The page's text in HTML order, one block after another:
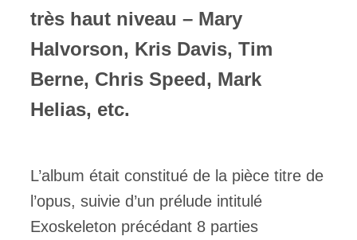
très haut niveau – Mary
Halvorson, Kris Davis, Tim
Berne, Chris Speed, Mark
Helias, etc.
L’album était constitué de la pièce titre de
l’opus, suivie d’un prélude intitulé
Exoskeleton précédant 8 parties